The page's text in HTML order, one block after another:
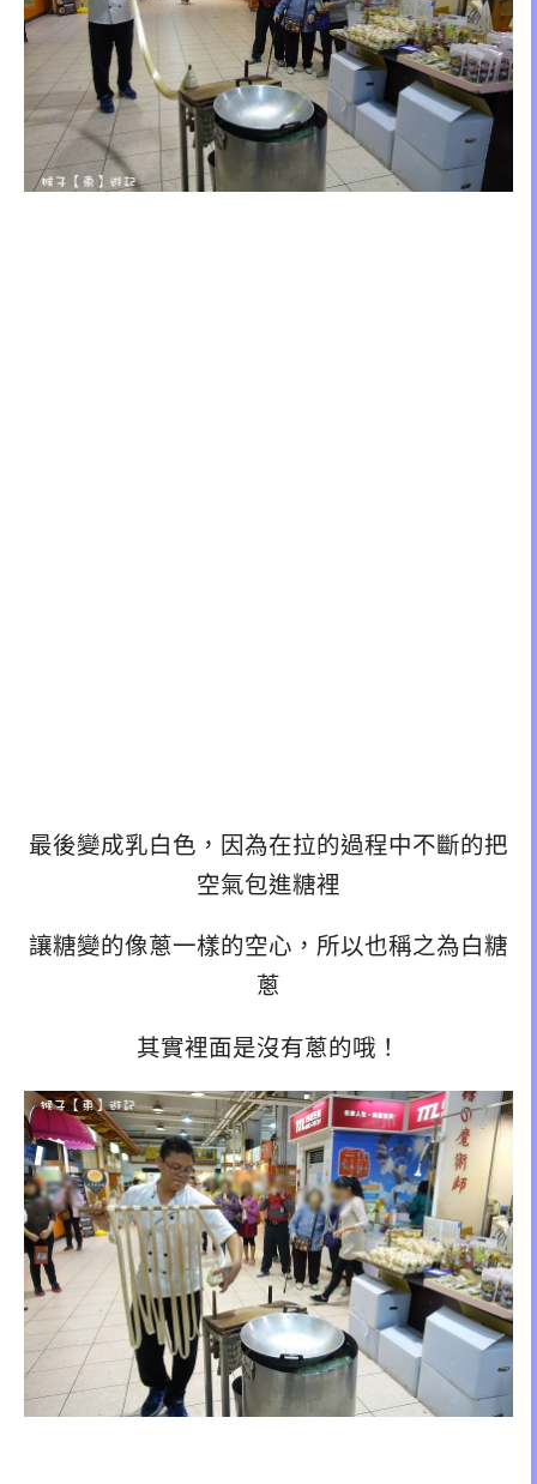
最後變成乳白色，因為在拉的過程中不斷的把
空氣包進糖裡
讓糖變的像蔥一樣的空心，所以也稱之為白糖
蔥
其實裡面是沒有蔥的哦！